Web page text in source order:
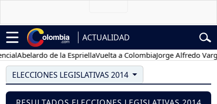
ACTUALIDAD
Abelardo de la EspriellaVuelta a ColombiaJorge Alfredo
ELECCIONES LEGISLATIVAS 2014